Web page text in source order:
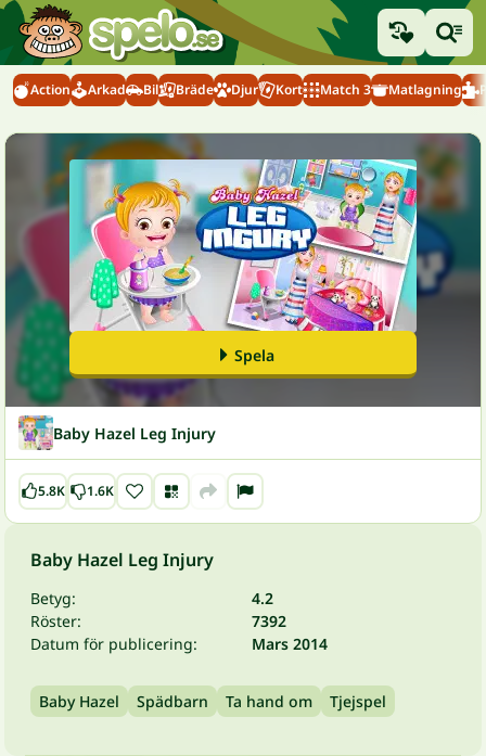
Action Arkad Bil Bräde Djur Kort Match 3 Matlagning
Spela
Baby Hazel Leg Injury
5.8K 1.6K
Baby Hazel Leg Injury
Betyg:
4.2
Röster:
7392
Datum för publicering:
Mars 2014
Baby Hazel Spädbarn Ta hand om Tjejspel